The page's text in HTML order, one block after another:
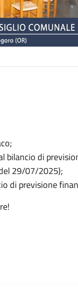
bilancio di
29/07/2025);
di previsione